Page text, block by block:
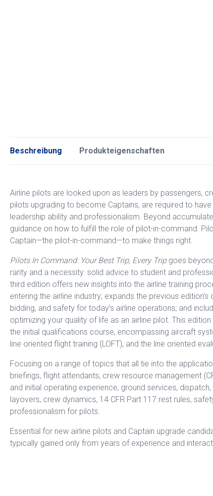
Beschreibung Produkteigenschaften
Airline pilots are looked upon as leaders by passengers,
pilots upgrading to become Captains, are required to
leadership ability and professionalism. Beyond
guidance on how to fulfill the role of pilot-in-command.
Captain—the pilot-in-command—to make things right.
Pilots In Command: Your Best Trip, Every Tripgoes
rarity and a necessity: solid advice to student and
third edition offers new insights into the airline training
entering the airline industry; expands the previous
bidding, and safety for today’s airline operations; and
optimizing your quality of life as an airline pilot. This
the initial qualifications course, encompassing aircraft
line oriented flight training (LOFT), and the line oriented
Focusing on a range of topics that all tie into the
briefings, flight attendants, crew resource management
and initial operating experience, ground services,
layovers, crew dynamics, 14 CFR Part 117 rest rules,
professionalism for pilots.
Essential for new airline pilots and Captain upgrade
typically gained only from years of experience and